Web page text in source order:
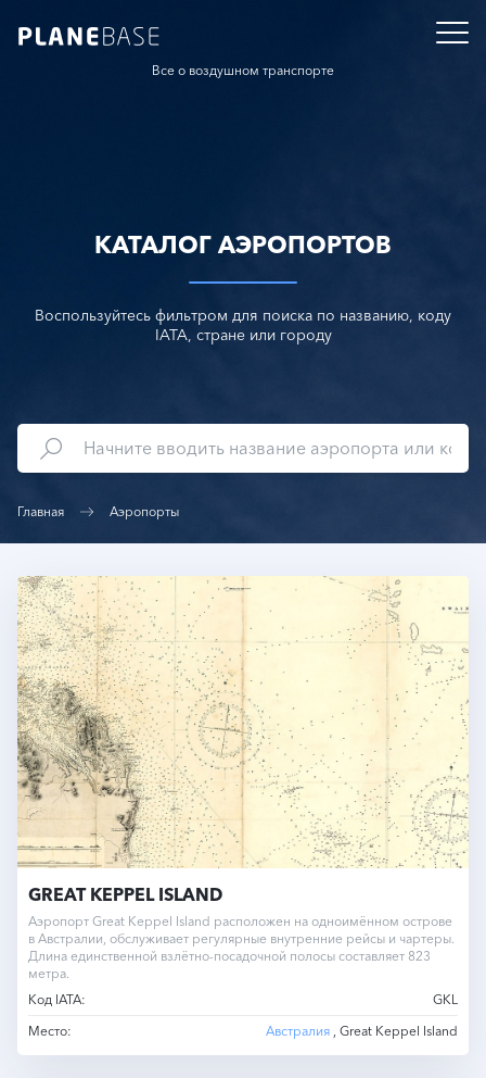
Все о воздушном транспорте
КАТАЛОГ АЭРОПОРТОВ
Воспользуйтесь фильтром для поиска по названию, коду
IATA, стране или городу
Главная Аэропорты
GREAT KEPPEL ISLAND
Аэропорт Great Keppel Island расположен на одноимённом острове
в Австралии, обслуживает регулярные внутренние рейсы и чартеры.
Длина единственной взлётно-посадочной полосы составляет 823
метра.
Код IATA:
GKL
Место:
Австралия , Great Keppel Island